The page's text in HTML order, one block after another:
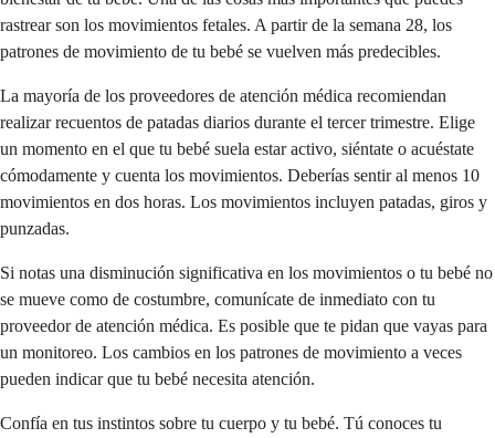
rastrear son los movimientos fetales. A partir de la semana 28, los
patrones de movimiento de tu bebé se vuelven más predecibles.
La mayoría de los proveedores de atención médica recomiendan
realizar recuentos de patadas diarios durante el tercer trimestre. Elige
un momento en el que tu bebé suela estar activo, siéntate o acuéstate
cómodamente y cuenta los movimientos. Deberías sentir al menos 10
movimientos en dos horas. Los movimientos incluyen patadas, giros y
punzadas.
Si notas una disminución significativa en los movimientos o tu bebé no
se mueve como de costumbre, comunícate de inmediato con tu
proveedor de atención médica. Es posible que te pidan que vayas para
un monitoreo. Los cambios en los patrones de movimiento a veces
pueden indicar que tu bebé necesita atención.
Confía en tus instintos sobre tu cuerpo y tu bebé. Tú conoces tu